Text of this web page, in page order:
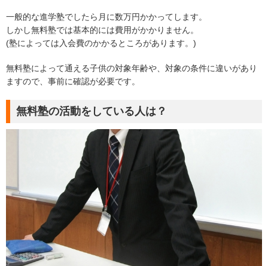
一般的な進学塾でしたら月に数万円かかってします。
しかし無料塾では基本的には費用がかかりません。
(塾によっては入会費のかかるところがあります。)
無料塾によって通える子供の対象年齢や、対象の条件に違いがあり
ますので、事前に確認が必要です。
無料塾の活動をしている人は？